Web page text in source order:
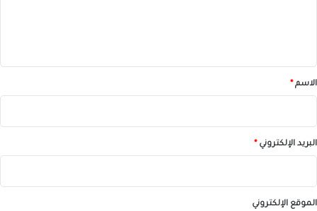
*الاسم*
البريد الإلكتروني*
الموقع الإلكتروني